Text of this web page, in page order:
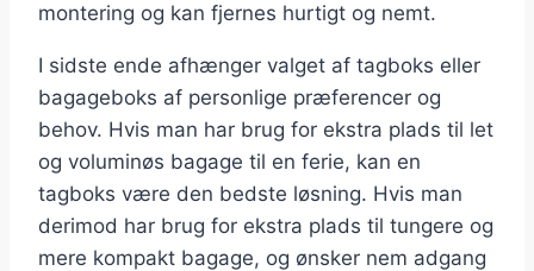
montering og kan fjernes hurtigt og nemt.
I sidste ende afhænger valget af tagboks eller
bagageboks af personlige præferencer og
behov. Hvis man har brug for ekstra plads til let
og voluminøs bagage til en ferie, kan en
tagboks være den bedste løsning. Hvis man
derimod har brug for ekstra plads til tungere og
mere kompakt bagage, og ønsker nem adgang